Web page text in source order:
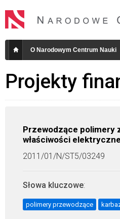
O Narodowym Centrum Nauki
Projekty
Przewodzące polimery
właściwości
2011/01/N/ST5/03249
Słowa kluczowe:
polimery przewodzące